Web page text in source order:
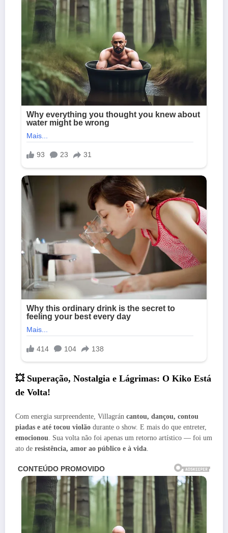
💥 Superação, Nostalgia e Lágrimas: O Kiko Está
de Volta!
Com energia surpreendente, Villagrán cantou, dançou, contou
piadas e até tocou violão durante o show. E mais do que entreter,
emocionou . Sua volta não foi apenas um retorno artístico — foi um
ato de resistência, amor ao público e à vida